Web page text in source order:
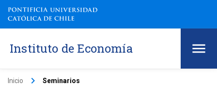
Instituto de Economía
Inicio keyboard_arrow_right Seminarios